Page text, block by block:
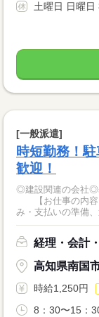
土曜日 日曜日
[一般派遣]
時短勤務！
歓迎！
◎建設関連の会社◎
【お仕事の内容
み・支払いの準備
経理・会計
高知県南国
時給1,250円
8：30〜15：